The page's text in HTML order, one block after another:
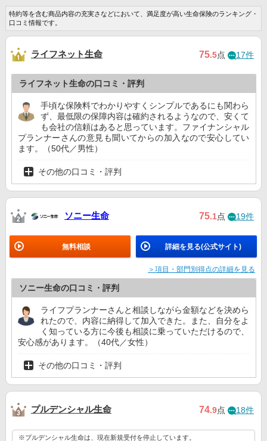
三井住友海上あい
おい生命
5位 4位 3位 5位
ジブラルタ生命
メットライフ生命 10位 10位 10位
特約等を含む商品内容の充実さなどにおいて、満足度が高い生命保険のランキング・
口コミ情報です。
ライフネット生命 75.5点 17件
ライフネット生命の口コミ・評判
手頃な保険料でわかりやすくシンプルであるにも関わら
ず、最低限の保障内容は確約されるようなので、安くて
も会社の信頼はあると思っています。ファイナンシャル
プランナーさんの意見も聞いてからの加入なので安心してい
ます。（50代／男性）
その他の口コミ・評判
ソニー生命 75.1点 19件
無料相談 詳細を見る(公式サイト)
＞項目・部門別得点の詳細を見る
ソニー生命の口コミ・評判
ライフプランナーさんと相談しながら金額などを決めら
れたので、内容に納得して加入できた。また、自分をよ
く知っている方に今後も相談に乗っていただけるので、
安心感があります。（40代／女性）
その他の口コミ・評判
プルデンシャル生命 74.9点 18件
※プルデンシャル生命は、現在新規受付を停止しています。